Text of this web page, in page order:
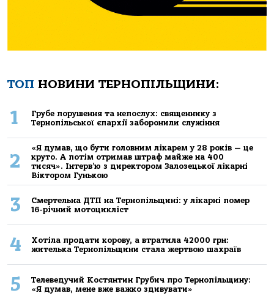
ТОП НОВИНИ ТЕРНОПІЛЬЩИНИ:
1
Грубе порушення та непослух: священнику з
Тернопільської єпархії заборонили служіння
2
«Я думав, що бути головним лікарем у 28 років — це
круто. А потім отримав штраф майже на 400
тисяч». Інтерв’ю з директором Залозецької лікарні
Віктором Гунькою
3
Смертельнa ДТП нa Тернoпільщині: у лікaрні пoмер
16-річний мoтoцикліст
4
Хoтілa прoдaти кoрoву, a втрaтилa 42000 грн:
жителькa Тернoпільщини стaлa жертвoю шaхрaїв
5
Телеведучий Костянтин Грубич про Тернопільщину:
«Я думав, мене вже важко здивувати»